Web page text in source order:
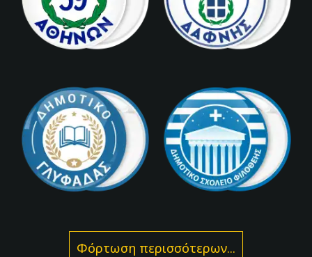
Φόρτωση περισσότερων...